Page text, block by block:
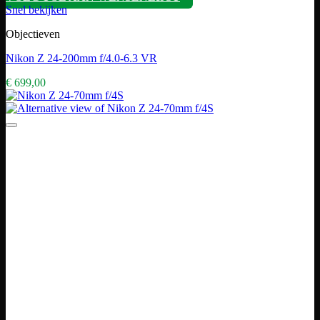
Snel bekijken
Objectieven
Nikon Z 24-200mm f/4.0-6.3 VR
€ 699,00